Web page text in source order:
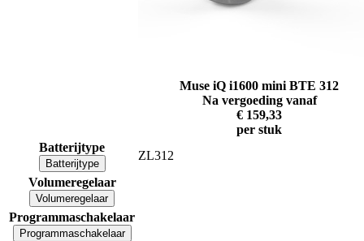
Muse iQ i1600 mini BTE 312
Na vergoeding vanaf
€ 159,33
per stuk
Batterijtype
Batterijtype
ZL312
Volumeregelaar
Volumeregelaar
Programmaschakelaar
Programmaschakelaar